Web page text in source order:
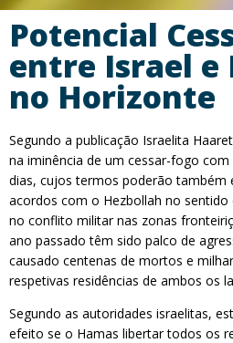
Potencial
entre Israel e
no Horizonte
Segundo a publicação Israelita
na iminência de um cessar-fogo
dias, cujos termos poderão também
acordos com o Hezbollah no sentido
no conflito militar nas zonas
ano passado têm sido palco de
causado centenas de mortos e
respetivas residências de ambos os
Segundo as autoridades israelitas,
efeito se o Hamas libertar todos os